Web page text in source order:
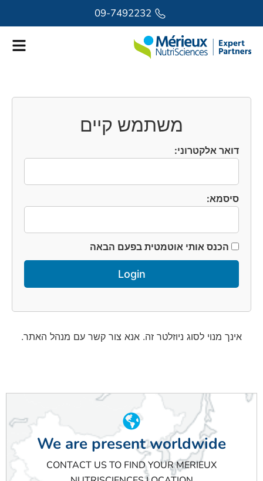
09-7492232
משתמש קיים
דואר אלקטרוני:
סיסמא:
הכנס אותי אוטמטית בפעם הבאה
אינך מנוי לסוג ניוזלטר זה. אנא צור קשר עם מנהל האתר.
We are present worldwide
CONTACT US TO FIND YOUR MERIEUX